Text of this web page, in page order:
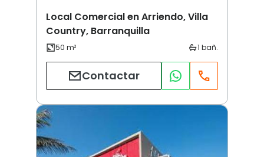
Local Comercial en Arriendo, Villa
Country, Barranquilla
Contactar